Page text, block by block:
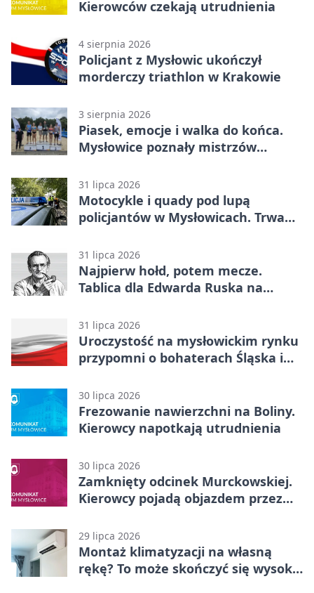
Kierowców czekają utrudnienia
4 sierpnia 2026
Policjant z Mysłowic ukończył
morderczy triathlon w Krakowie
3 sierpnia 2026
Piasek, emocje i walka do końca.
Mysłowice poznały mistrzów
31 lipca 2026
Motocykle i quady pod lupą
policjantów w Mysłowicach. Trwa
31 lipca 2026
Najpierw hołd, potem mecze.
Tablica dla Edwarda Ruska na
31 lipca 2026
Uroczystość na mysłowickim rynku
przypomni o bohaterach Śląska i
30 lipca 2026
Frezowanie nawierzchni na Boliny.
Kierowcy napotkają utrudnienia
30 lipca 2026
Zamknięty odcinek Murckowskiej.
Kierowcy pojadą objazdem przez
29 lipca 2026
Montaż klimatyzacji na własną
rękę? To może skończyć się wysoką